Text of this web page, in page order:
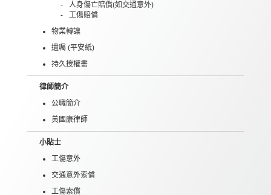
人身傷亡賠償(如交通意外)
工傷賠償
物業轉讓
遺囑 (平安紙)
持久授權書
律師簡介
公職簡介
黃國康律師
小貼士
工傷意外
交通意外索償
工傷索償